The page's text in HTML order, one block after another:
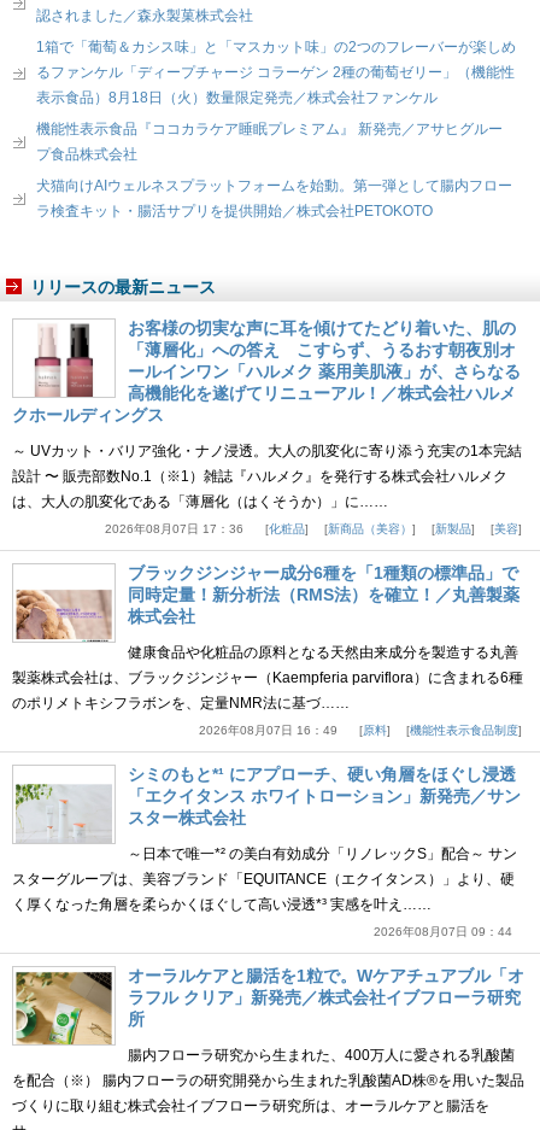
認されました／森永製菓株式会社
1箱で「葡萄＆カシス味」と「マスカット味」の2つのフレーバーが楽しめ
るファンケル「ディープチャージ コラーゲン 2種の葡萄ゼリー」（機能性
表示食品）8月18日（火）数量限定発売／株式会社ファンケル
機能性表示食品『ココカラケア睡眠プレミアム』 新発売／アサヒグルー
プ食品株式会社
犬猫向けAIウェルネスプラットフォームを始動。第一弾として腸内フロー
ラ検査キット・腸活サプリを提供開始／株式会社PETOKOTO
リリースの最新ニュース
お客様の切実な声に耳を傾けてたどり着いた、肌の
「薄層化」への答え こすらず、うるおす朝夜別オ
ールインワン「ハルメク 薬用美肌液」が、さらなる
高機能化を遂げてリニューアル！／株式会社ハルメ
クホールディングス
～ UVカット・バリア強化・ナノ浸透。大人の肌変化に寄り添う充実の1本完結
設計 〜 販売部数No.1（※1）雑誌『ハルメク』を発行する株式会社ハルメク
は、大人の肌変化である「薄層化（はくそうか）」に……
2026年08月07日 17：36 化粧品 新商品（美容） 新製品 美容
ブラックジンジャー成分6種を「1種類の標準品」で
同時定量！新分析法（RMS法）を確立！／丸善製薬
株式会社
健康食品や化粧品の原料となる天然由来成分を製造する丸善
製薬株式会社は、ブラックジンジャー（Kaempferia parviflora）に含まれる6種
のポリメトキシフラボンを、定量NMR法に基づ……
2026年08月07日 16：49 原料 機能性表示食品制度
シミのもと*¹ にアプローチ、硬い角層をほぐし浸透
「エクイタンス ホワイトローション」新発売／サン
スター株式会社
～日本で唯一*² の美白有効成分「リノレックS」配合～ サン
スターグループは、美容ブランド「EQUITANCE（エクイタンス）」より、硬
く厚くなった角層を柔らかくほぐして高い浸透*³ 実感を叶え……
2026年08月07日 09：44
オーラルケアと腸活を1粒で。Wケアチュアブル「オ
ラフル クリア」新発売／株式会社イブフローラ研究
所
腸内フローラ研究から生まれた、400万人に愛される乳酸菌
を配合（※） 腸内フローラの研究開発から生まれた乳酸菌AD株®を用いた製品
づくりに取り組む株式会社イブフローラ研究所は、オーラルケアと腸活を